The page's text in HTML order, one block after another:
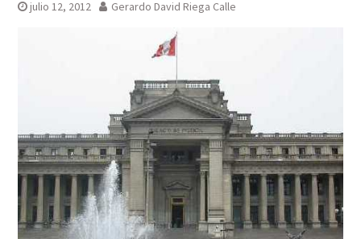
julio 12, 2012 Gerardo David Riega Calle